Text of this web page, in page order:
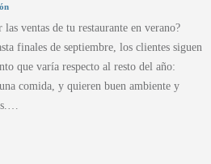
las ventas de tu restaurante en verano?
finales de septiembre, los clientes siguen
que varía respecto al resto del año:
comida, y quieren buen ambiente y